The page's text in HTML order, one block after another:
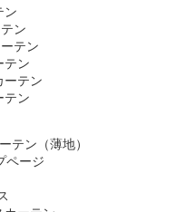
ン
ン
テン
テン
ーテン
テン
テン（薄地）
ページ